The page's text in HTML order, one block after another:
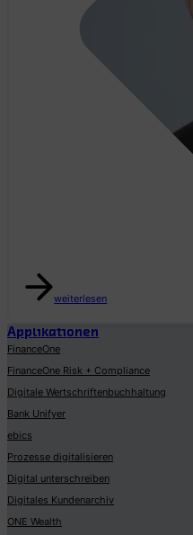
weiterlesen
Applikationen
FinanceOne
FinanceOne Risk + Compliance
Digitale Wertschriftenbuchhaltung
Bank Unifyer
ebics
Prozesse digitalisieren
Digital unterschreiben
Digitales Kundenarchiv
ONE Wealth